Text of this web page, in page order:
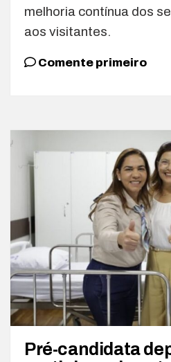
melhoria contínua dos
aos visitantes.
Comente primeiro
Pré-candidata